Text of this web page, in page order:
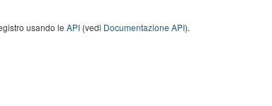
usando le API(vedi Documentazione API).